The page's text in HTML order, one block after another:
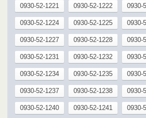
0930-52-1221 0930-52-1222 0930-
0930-52-1224 0930-52-1225 0930-
0930-52-1227 0930-52-1228 0930-
0930-52-1231 0930-52-1232 0930-
0930-52-1234 0930-52-1235 0930-
0930-52-1237 0930-52-1238 0930-
0930-52-1240 0930-52-1241 0930-